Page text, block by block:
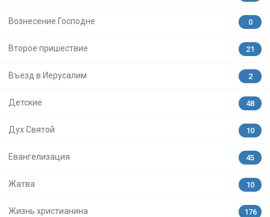
Вознесение Господне 0
Второе пришествие 21
Въезд в Иерусалим 2
Детские 48
Дух Святой 10
Евангелизация 45
Жатва 10
Жизнь христианина 176